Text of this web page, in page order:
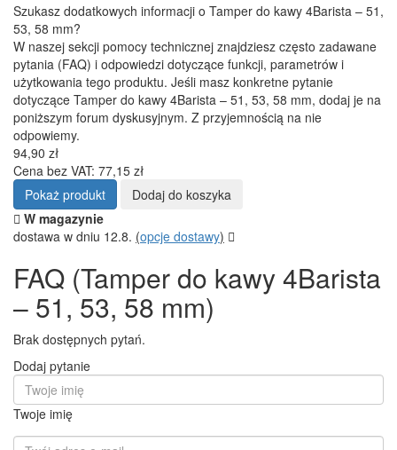
Szukasz dodatkowych informacji o Tamper do kawy 4Barista – 51,
53, 58 mm?
W naszej sekcji pomocy technicznej znajdziesz często zadawane
pytania (FAQ) i odpowiedzi dotyczące funkcji, parametrów i
użytkowania tego produktu. Jeśli masz konkretne pytanie
dotyczące Tamper do kawy 4Barista – 51, 53, 58 mm, dodaj je na
poniższym forum dyskusyjnym. Z przyjemnością na nie
odpowiemy.
94,90 zł
Cena bez VAT: 77,15 zł
Pokaż produkt
Dodaj do koszyka
W magazynie
dostawa w dniu 12.8. (opcje dostawy)
FAQ (Tamper do kawy 4Barista
– 51, 53, 58 mm)
Brak dostępnych pytań.
Dodaj pytanie
Twoje imię